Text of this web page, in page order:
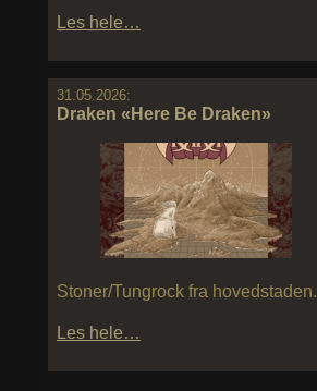
Les hele…
31.05.2026:
Draken «Here Be Draken»
Stoner/Tungrock fra hovedstaden.
Les hele…